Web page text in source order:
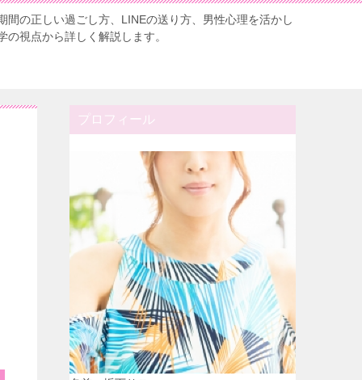
間の正しい過ごし方、LINEの送り方、男性心理を活かし
視点から詳しく解説します。
プロフィール